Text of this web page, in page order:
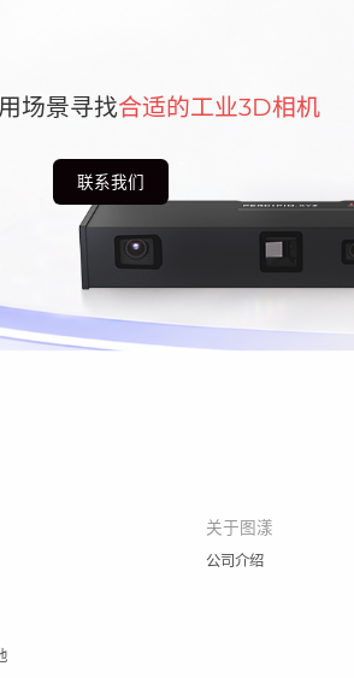
场景寻找合适的工业3D相机
联系我们
关于图漾
公司介绍